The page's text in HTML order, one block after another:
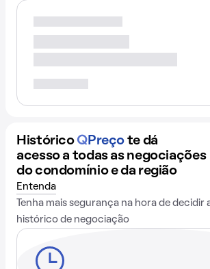
Histórico QPreço te dá
acesso a todas as negociações
do condomínio e da região
Entenda
Tenha mais segurança na hora de decidir
histórico de negociação